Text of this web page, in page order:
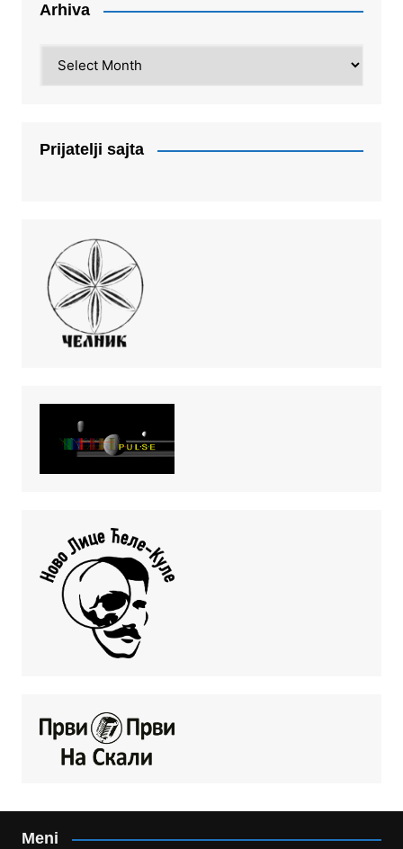
Arhiva
Prijatelji sajta
Meni